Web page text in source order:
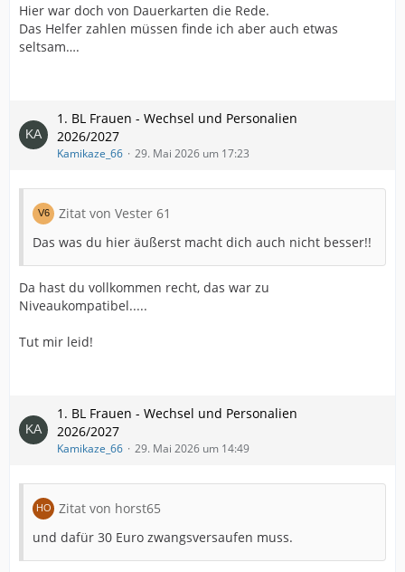
Hier war doch von Dauerkarten die Rede.
Das Helfer zahlen müssen finde ich aber auch etwas
seltsam….
1. BL Frauen - Wechsel und Personalien
2026/2027
Kamikaze_66 29. Mai 2026 um 17:23
Zitat von Vester 61
Das was du hier äußerst macht dich auch nicht besser!!
Da hast du vollkommen recht, das war zu
Niveaukompatibel.....
Tut mir leid!
1. BL Frauen - Wechsel und Personalien
2026/2027
Kamikaze_66 29. Mai 2026 um 14:49
Zitat von horst65
und dafür 30 Euro zwangsversaufen muss.